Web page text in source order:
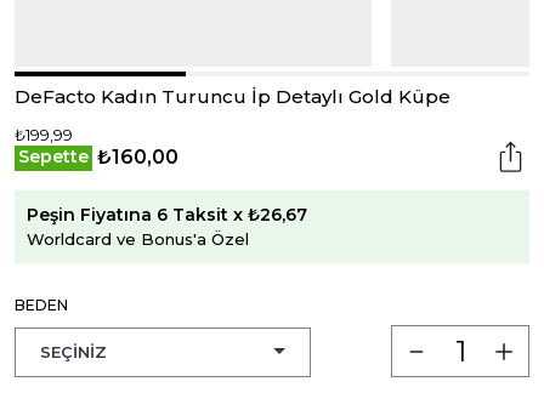
DeFacto Kadın Turuncu İp Detaylı Gold Küpe
₺199,99
Sepette ₺160,00
Peşin Fiyatına 6 Taksit x ₺26,67
Worldcard ve Bonus'a Özel
BEDEN